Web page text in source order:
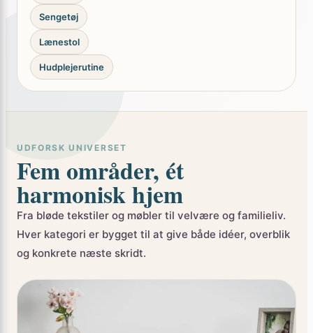
Sengetøj
Lænestol
Hudplejerutine
Fem områder, ét
harmonisk hjem
Fra bløde tekstiler og møbler til velvære og familieliv.
Hver kategori er bygget til at give både idéer, overblik
og konkrete næste skridt.